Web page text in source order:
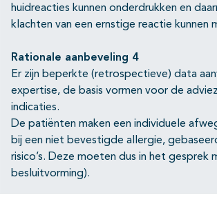
huidreacties kunnen onderdrukken en
klachten van een ernstige reactie kunnen
Rationale aanbeveling 4
Er zijn beperkte (retrospectieve) data
expertise, de basis vormen voor de
indicaties.
De patiënten maken een individuele
bij een niet bevestigde allergie,
risico’s. Deze moeten dus in het
besluitvorming).